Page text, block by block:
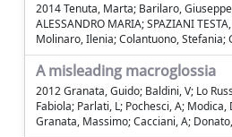
2014 Tenuta, Marta; Barilaro,
ALESSANDRO MARIA; SPAZIANI
Molinaro, Ilenia; Colantuono, Stefania;
A misleading macroglossia
2012 Granata, Guido; Baldini, V; Lo
Fabiola; Parlati, L; Pochesci, A;
Granata, Massimo; Cacciani, A;